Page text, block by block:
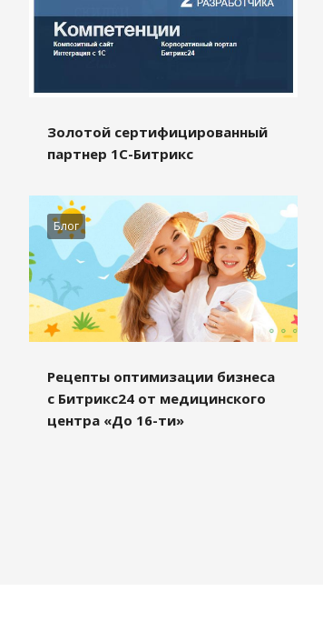
Золотой сертифицированный
партнер 1С-Битрикс
Блог
Рецепты оптимизации бизнеса
с Битрикс24 от медицинского
центра «До 16-ти»